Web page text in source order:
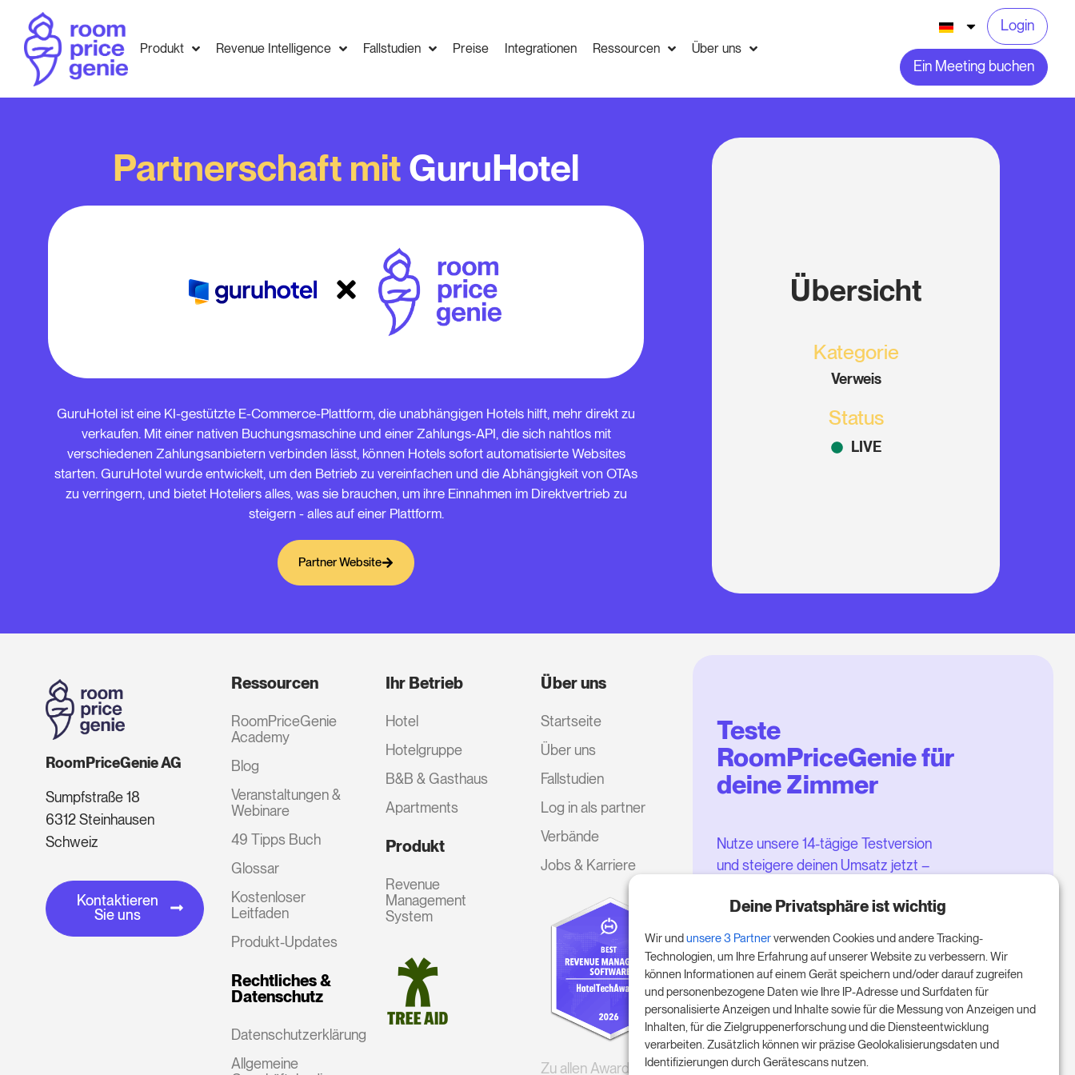
Produkt Revenue Intelligence Fallstudien Preise Integrationen Ressourcen Über uns
Login
Ein Meeting buchen
Partnerschaft mit GuruHotel
GuruHotel ist eine KI-gestützte E-Commerce-Plattform, die unabhängigen Hotels hilft, mehr direkt zu
verkaufen. Mit einer nativen Buchungsmaschine und einer Zahlungs-API, die sich nahtlos mit
verschiedenen Zahlungsanbietern verbinden lässt, können Hotels sofort automatisierte Websites
starten. GuruHotel wurde entwickelt, um den Betrieb zu vereinfachen und die Abhängigkeit von OTAs
zu verringern, und bietet Hoteliers alles, was sie brauchen, um ihre Einnahmen im Direktvertrieb zu
steigern - alles auf einer Plattform.
Partner Website
Übersicht
Kategorie
Verweis
Status
LIVE
RoomPriceGenie AG
Sumpfstraße 18
6312 Steinhausen
Schweiz
Kontaktieren
Sie uns
Ressourcen
RoomPriceGenie
Academy
Blog
Veranstaltungen &
Webinare
49 Tipps Buch
Glossar
Kostenloser
Leitfaden
Produkt-Updates
Rechtliches &
Datenschutz
Datenschutzerklärung
Allgemeine
Ihr Betrieb
Hotel
Hotelgruppe
B&B & Gasthaus
Apartments
Produkt
Revenue
Management
System
Über uns
Startseite
Über uns
Fallstudien
Log in als partner
Verbände
Jobs & Karriere
Zu allen Awards
Teste
RoomPriceGenie für
deine Zimmer
Nutze unsere 14-tägige Testversion
und steigere deinen Umsatz jetzt –
Buche einen Termin, um deine
kostenlose 14-tägige Testphase
zu starten.
Starte die kostenlose Testversion
Deine Privatsphäre ist wichtig
Wir undunsere 3 Partnerverwenden Cookies und andere Tracking-
Technologien, um Ihre Erfahrung auf unserer Website zu verbessern. Wir
können Informationen auf einem Gerät speichern und/oder darauf zugreifen
und personenbezogene Daten wie Ihre IP-Adresse und Surfdaten für
personalisierte Anzeigen und Inhalte sowie für die Messung von Anzeigen und
Inhalten, für die Zielgruppenerforschung und die Diensteentwicklung
verarbeiten. Zusätzlich können wir präzise Geolokalisierungsdaten und
Identifizierungen durch Gerätescans nutzen.